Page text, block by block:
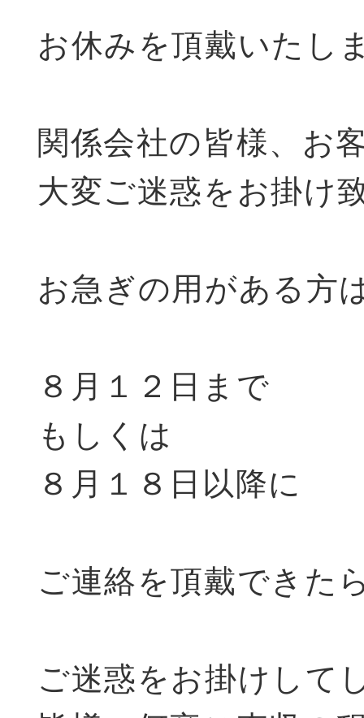
お休みを頂戴いたし
関係会社の皆様、お
大変ご迷惑をお掛け
お急ぎの用がある方
８月１２日まで
もしくは
８月１８日以降に
ご連絡を頂戴できた
ご迷惑をお掛けして